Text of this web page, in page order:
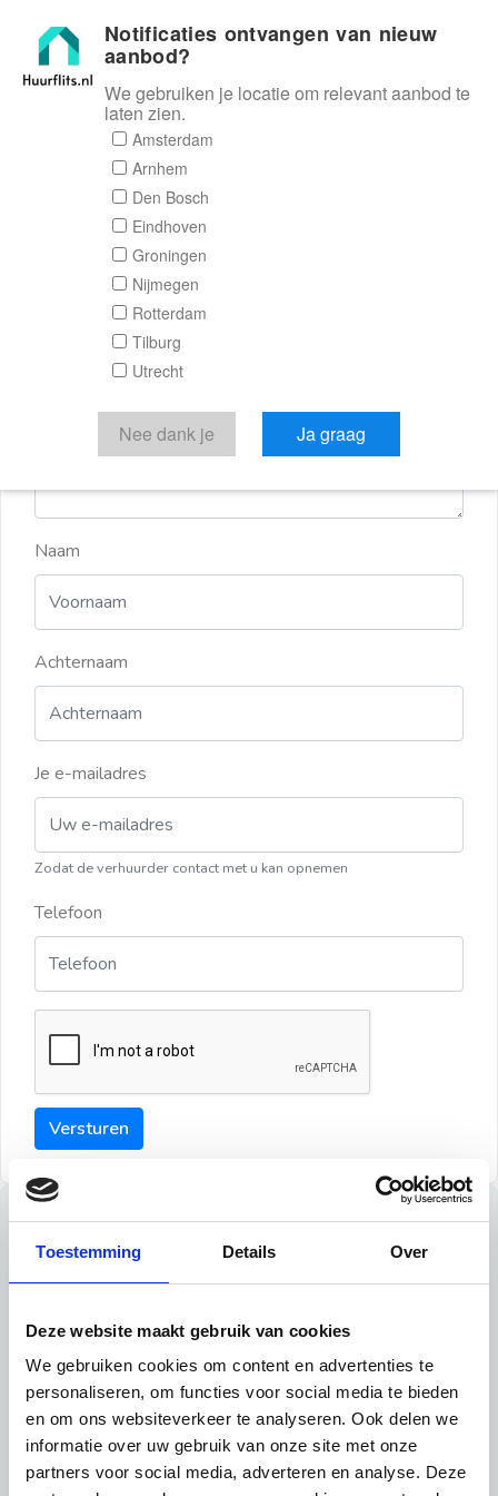
Toestemming Details Over
Deze website maakt gebruik van cookies
We gebruiken cookies om content en advertenties te
personaliseren, om functies voor social media te bieden
en om ons websiteverkeer te analyseren. Ook delen we
informatie over uw gebruik van onze site met onze
partners voor social media, adverteren en analyse. Deze
Huurflits
Reactieformulier
Huurflits
Verstuur je bericht
Door een bericht te sturen kom je in contact met de
aanbieder of makelaar van de woning.
Naam
Achternaam
Je e-mailadres
Zodat de verhuurder contact met u kan opnemen
Telefoon
Versturen
Tips
Tip 1:
Schrijf een duidelijke introductie en geef de volgende
informatie mee:
Ben je student, werkachtig of werkzoekend
Notificaties ontvangen van nieuw
aanbod?
We gebruiken je locatie om relevant aanbod te
laten zien.
Amsterdam
Arnhem
Den Bosch
Eindhoven
Groningen
Nijmegen
Rotterdam
Tilburg
Utrecht
Nee dank je Ja graag